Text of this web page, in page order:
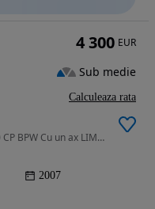
1968 cm3 • 140 CP • B7 2007 2,0 TDI 140 CP BPW Cu un ax LIMUZINA
2007
4 300 EUR
Sub medie
Calculeaza rata